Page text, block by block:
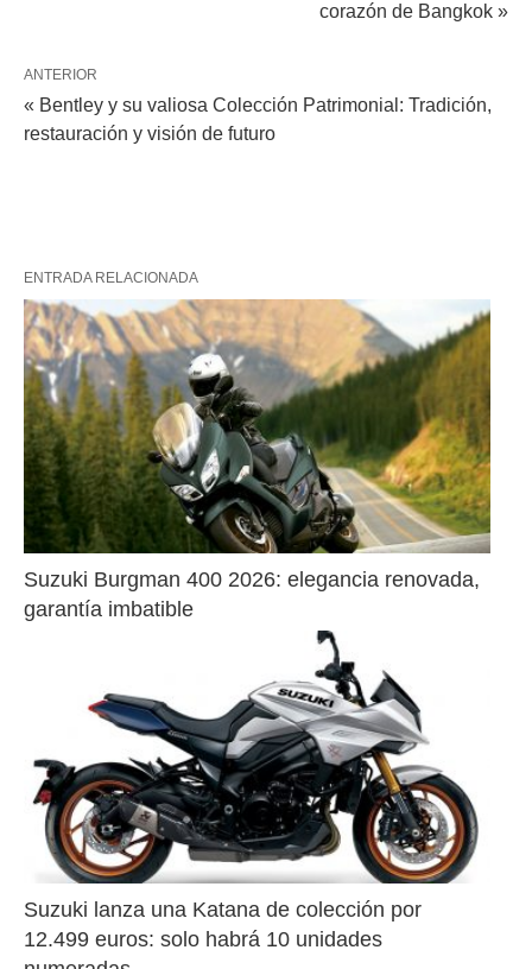
corazón de Bangkok »
ANTERIOR
« Bentley y su valiosa Colección Patrimonial: Tradición,
restauración y visión de futuro
ENTRADA RELACIONADA
Suzuki Burgman 400 2026: elegancia renovada,
garantía imbatible
Suzuki lanza una Katana de colección por
12.499 euros: solo habrá 10 unidades